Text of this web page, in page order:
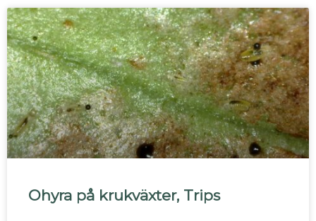
Ohyra på krukväxter, Trips